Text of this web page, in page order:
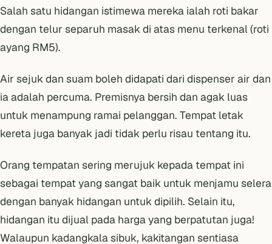
Salah satu hidangan istimewa mereka ialah roti bakar
dengan telur separuh masak di atas menu terkenal (roti
ayang RM5).
Air sejuk dan suam boleh didapati dari dispenser air dan
ia adalah percuma. Premisnya bersih dan agak luas
untuk menampung ramai pelanggan. Tempat letak
kereta juga banyak jadi tidak perlu risau tentang itu.
Orang tempatan sering merujuk kepada tempat ini
sebagai tempat yang sangat baik untuk menjamu selera
dengan banyak hidangan untuk dipilih. Selain itu,
hidangan itu dijual pada harga yang berpatutan juga!
Walaupun kadangkala sibuk, kakitangan sentiasa